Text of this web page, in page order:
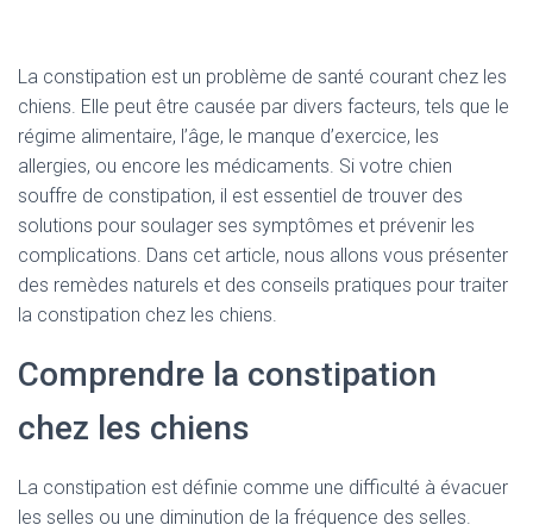
La constipation est un problème de santé courant chez les
chiens. Elle peut être causée par divers facteurs, tels que le
régime alimentaire, l’âge, le manque d’exercice, les
allergies, ou encore les médicaments. Si votre chien
souffre de constipation, il est essentiel de trouver des
solutions pour soulager ses symptômes et prévenir les
complications. Dans cet article, nous allons vous présenter
des remèdes naturels et des conseils pratiques pour traiter
la constipation chez les chiens.
Comprendre la constipation
chez les chiens
La constipation est définie comme une difficulté à évacuer
les selles ou une diminution de la fréquence des selles.